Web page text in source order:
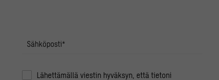
Sähköposti*
Lähettämällä viestin hyväksyn, että tietoni